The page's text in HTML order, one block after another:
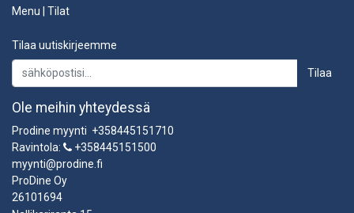
Menu
Tilat
Tilaa uutiskirjeemme
Tilaa
Ole meihin yhteydessä
Prodine myynti +358445151710
Ravintola:
+358445151500
myynti@prodine.fi
ProDine Oy
26101694